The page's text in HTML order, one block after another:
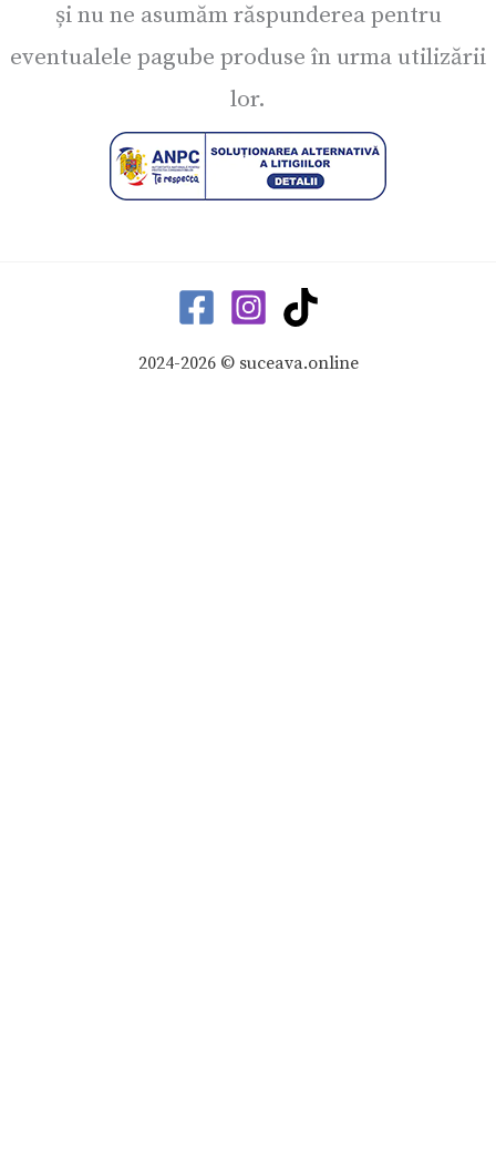
și nu ne asumăm răspunderea pentru
eventualele pagube produse în urma utilizării
lor.
2024-2026 © suceava.online